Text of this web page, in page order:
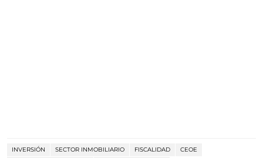
INVERSIÓN SECTOR INMOBILIARIO FISCALIDAD
CEOE